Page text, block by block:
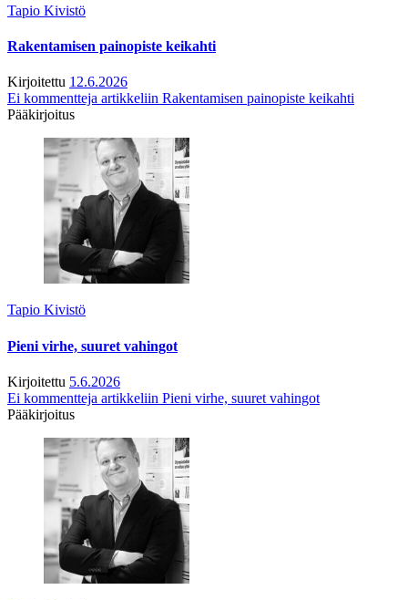
Tapio Kivistö
Rakentamisen painopiste keikahti
Kirjoitettu 12.6.2026
Ei kommentteja artikkeliin Rakentamisen painopiste keikahti
Pääkirjoitus
Tapio Kivistö
Pieni virhe, suuret vahingot
Kirjoitettu 5.6.2026
Ei kommentteja artikkeliin Pieni virhe, suuret vahingot
Pääkirjoitus